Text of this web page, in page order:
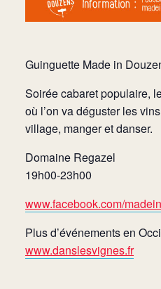
Guinguette Made in
Soirée cabaret populaire,
où l’on va déguster les
village, manger et danser.
Domaine Regazel
19h00-23h00
www.facebook.com/
Plus d’événements en
www.danslesvignes.fr